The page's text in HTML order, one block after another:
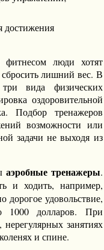
достижения
фитнесом люди хотят
лишний вес. В
вида физических
оздоровительной
Подбор тренажеров
возможности или
задачи не выходя из
аэробные тренажеры.
и ходить, например,
дорогое удовольствие,
1000 долларов. При
занятиях
и спине.